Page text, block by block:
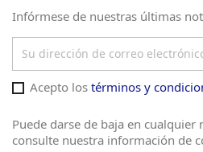
Infórmese de nuestras últimas
Acepto los términos y
Puede darse de baja en cualquier
consulte nuestra información de